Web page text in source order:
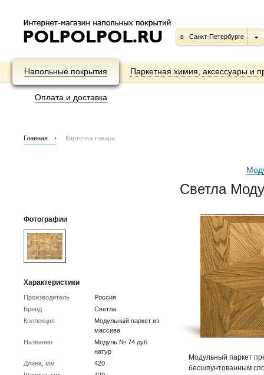
в Санкт-Петербурге
Напольные покрытия Паркетная химия, аксессуары и
Оплата и доставка
Главная Карточка товара
Светла
Фотографии
Характеристики
Производитель
Россия
Бренд
Светла
Коллекция
Модульный паркет из
массива
Название
Модуль № 74 дуб
натур
Длина, мм
420
Модульный паркет
бесшпунтованным